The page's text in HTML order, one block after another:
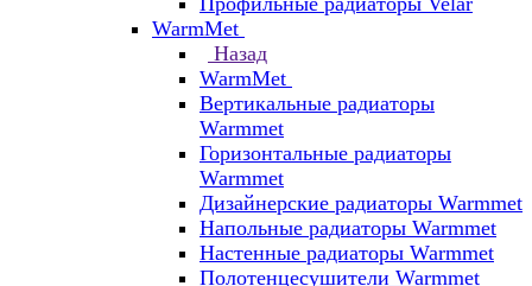
WarmMet
Назад
WarmMet
Вертикальные радиаторы
Warmmet
Горизонтальные радиаторы
Warmmet
Дизайнерские радиаторы Warmmet
Напольные радиаторы Warmmet
Настенные радиаторы Warmmet
Полотенцесушители Warmmet